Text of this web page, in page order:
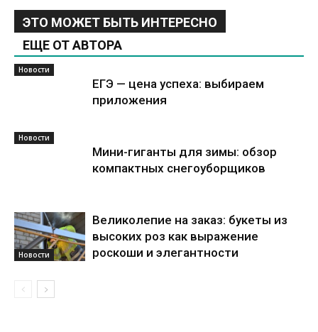
ЭТО МОЖЕТ БЫТЬ ИНТЕРЕСНО
ЕЩЕ ОТ АВТОРА
Новости
ЕГЭ — цена успеха: выбираем
приложения
Новости
Мини-гиганты для зимы: обзор
компактных снегоуборщиков
Новости
Великолепие на заказ: букеты из
высоких роз как выражение
роскоши и элегантности